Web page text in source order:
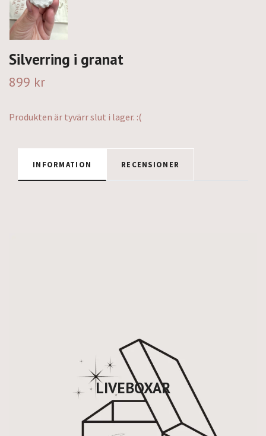
LIVEBOXAR
Silverring i granat
899 kr
Produkten är tyvärr slut i lager. :(
INFORMATION RECENSIONER